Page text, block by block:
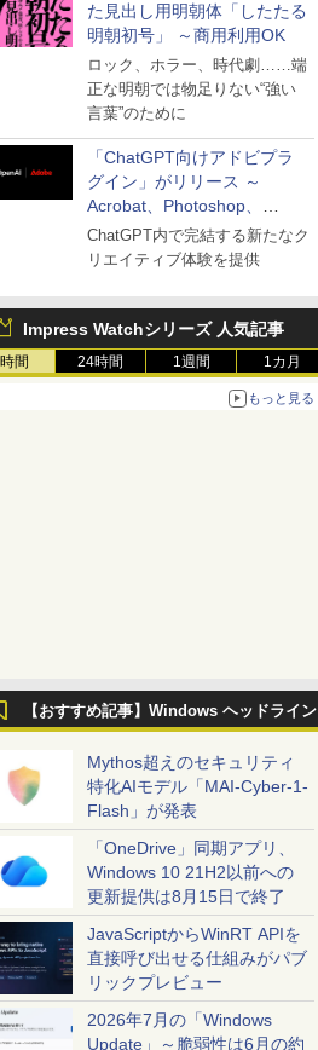
た見出し用明朝体「したたる
明朝初号」 ～商用利用OK
ロック、ホラー、時代劇……端
正な明朝では物足りない“強い
言葉”のために
「ChatGPT向けアドビプラ
グイン」がリリース ～
Acrobat、Photoshop、
Premiereなどの機能を1つの
プラグインに統合
ChatGPT内で完結する新たなク
リエイティブ体験を提供
Impress Watchシリーズ 人気記事
間 24時間 1週間 1カ月
もっと見る
【おすすめ記事】Windows ヘッドライン
Mythos超えのセキュリティ
特化AIモデル「MAI-Cyber-1-
Flash」が発表
「OneDrive」同期アプリ、
Windows 10 21H2以前への
更新提供は8月15日で終了
JavaScriptからWinRT APIを
直接呼び出せる仕組みがパブ
リックプレビュー
2026年7月の「Windows
Update」～脆弱性は6月の約